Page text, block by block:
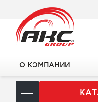
О КОМПАНИИ